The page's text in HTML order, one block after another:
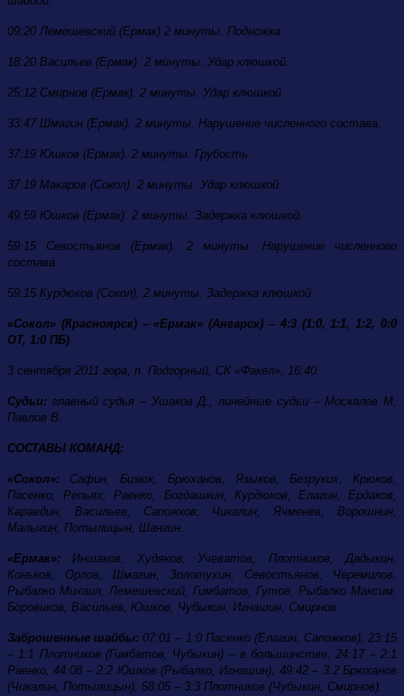
09:20 Лемешевский (Ермак) 2 минуты. Подножка.
18:20 Васильев (Ермак). 2 минуты. Удар клюшкой.
25:12 Смирнов (Ермак). 2 минуты. Удар клюшкой.
33:47 Шмагин (Ермак). 2 минуты. Нарушение численного состава.
37:19 Юшков (Ермак). 2 минуты. Грубость.
37:19 Макаров (Сокол). 2 минуты. Удар клюшкой.
49:59 Юшков (Ермак). 2 минуты. Задержка клюшкой.
59:15 Севостьянов (Ермак). 2 минуты. Нарушение численного
состава.
59:15 Курдюков (Сокол). 2 минуты. Задержка клюшкой.
«Сокол» (Красноярск) –«Ермак» (Ангарск) – 4:3 (1:0, 1:1, 1:2, 0:0
ОТ, 1:0 ПБ)
3 сентября 2011 гора, п. Подгорный, СК «Факел», 16:40.
Судьи: главный судья – Ушаков Д., линейные судьи – Москалев М,
Павлов В.
СОСТАВЫ КОМАНД:
«Сокол»: Сафин, Бизюк, Брюханов, Языков, Безруких, Крюков,
Пасенко, Репьях, Раенко, Богдашкин, Курдюков, Елагин, Ердаков,
Каравдин, Васильев, Сапожков, Чикалин, Ячменев, Ворошнин,
Малыгин, Потылицын, Шангин.
«Ермак»:Иншаков, Худяков, Учеватов, Плотников, Дадыкин,
Коньков, Орлов, Шмагин, Золотухин, Севостьянов, Черемилов,
Рыбалко Михаил, Лемешевский, Гимбатов, Гутов, Рыбалко Максим,
Боровиков, Васильев, Юшков, Чубыкин, Игнашин, Смирнов.
Заброшенные шайбы:07:01 – 1:0 Пасенко (Елагин, Сапожков), 23:15
– 1:1 Плотников (Гимбатов, Чубыкин) – в большинстве, 24:17 – 2:1
Раенко, 44:08 – 2:2 Юшков (Рыбалко, Игнашин), 49:42 – 3:2 Брюханов
(Чикалин, Потылицын), 58:05 – 3:3 Плотников (Чубыкин, Смирнов).